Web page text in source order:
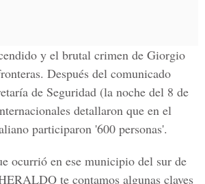
y el brutal crimen de Giorgio
Después del comunicado
de Seguridad (la noche del 8 de
detallaron que en el
participaron '600 personas'.
ocurrió en ese municipio del sur de
te contamos algunas claves